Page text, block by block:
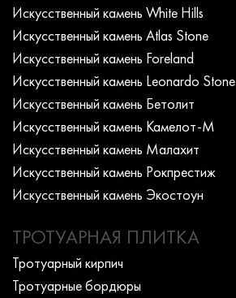
Искусcтвенный камень White Hills
Искусcтвенный камень Atlas Stone
Искусcтвенный камень Foreland
Искусcтвенный камень Leonardo Stone
Искусcтвенный камень Бетолит
Искусcтвенный камень Камелот-М
Искусcтвенный камень Малахит
Искусcтвенный камень Рокпрестиж
Искусcтвенный камень Экостоун
ТРОТУАРНАЯ ПЛИТКА
Тротуарный кирпич
Тротуарные бордюры